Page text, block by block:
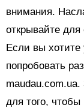
внимания.
открывайте для
Если вы хотите
попробовать
для того, чтобы